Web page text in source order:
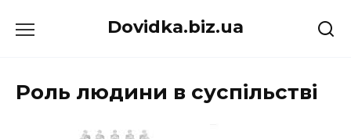
до
Dovidka.biz.ua
Роль людини в суспільстві